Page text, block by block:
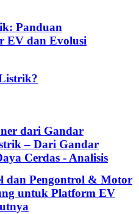
Panduan
EV dan Evolusi
dari Gandar
– Dari Gandar
Cerdas - Analisis
dan Pengontrol & Motor
untuk Platform EV